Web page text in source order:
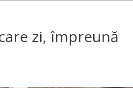
zi, împreună